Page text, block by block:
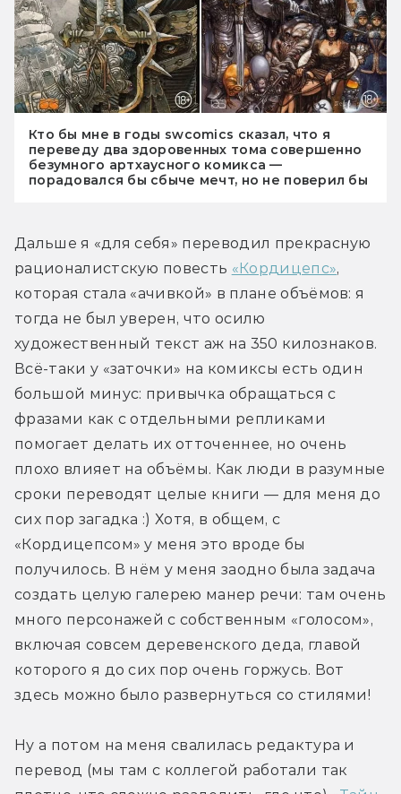
Кто бы мне в годы swcomics сказал, что я
переведу два здоровенных тома совершенно
безумного артхаусного комикса —
порадовался бы сбыче мечт, но не поверил бы
Дальше я «для себя» переводил прекрасную
рационалистскую повесть «Кордицепс»,
которая стала «ачивкой» в плане объёмов: я
тогда не был уверен, что осилю
художественный текст аж на 350 килознаков.
Всё-таки у «заточки» на комиксы есть один
большой минус: привычка обращаться с
фразами как с отдельными репликами
помогает делать их отточеннее, но очень
плохо влияет на объёмы. Как люди в разумные
сроки переводят целые книги — для меня до
сих пор загадка :) Хотя, в общем, с
«Кордицепсом» у меня это вроде бы
получилось. В нём у меня заодно была задача
создать целую галерею манер речи: там очень
много персонажей с собственным «голосом»,
включая совсем деревенского деда, главой
которого я до сих пор очень горжусь. Вот
здесь можно было развернуться со стилями!
Ну а потом на меня свалилась редактура и
перевод (мы там с коллегой работали так